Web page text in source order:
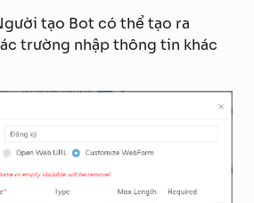
tạo Bot có thể tạo ra
trường nhập thông tin khác